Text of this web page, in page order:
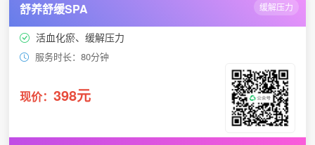
舒养舒缓SPA 缓解压力
活血化瘀、缓解压力
服务时长：80分钟
现价： 398元